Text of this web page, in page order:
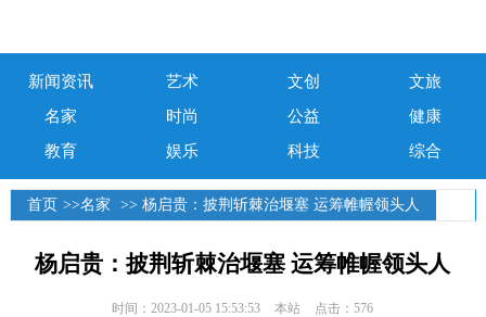
新闻资讯 艺术 文创
文旅
名家
时尚 公益
健康
教育
娱乐 科技 综合
首页 >>名家 >> 杨启贵：披荆斩棘治堰塞 运筹帷幄领头人
杨启贵：披荆斩棘治堰塞 运筹帷幄领头人
时间：2023-01-05 15:53:53 本站 点击：576